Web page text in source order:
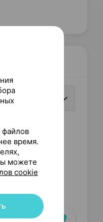
файлов
время.
можете
cookie